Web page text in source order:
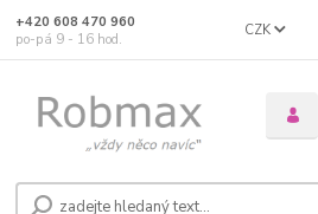
CZK
+420 608 470 960
po-pá 9 - 16 hod.